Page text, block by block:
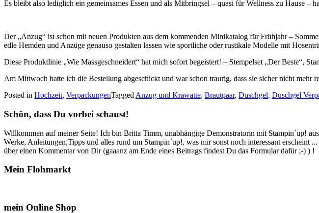
Es bleibt also lediglich ein gemeinsames Essen und als Mitbringsel – quasi für Wellness zu Hause –
Der „Anzug“ ist schon mit neuen Produkten aus dem kommenden Minikatalog für Frühjahr –
edle Hemden und Anzüge genauso gestalten lassen wie sportliche oder rustikale Modelle mit
Diese Produktlinie „Wie Massgeschneidert“ hat mich sofort begeistert! – Stempelset „Der Beste“,
Am Mittwoch hatte ich die Bestellung abgeschickt und war schon traurig, dass sie sicher nicht mehr
Posted in Hochzeit, VerpackungenTagged Anzug und Krawatte, Brautpaar, Duschgel, Duschgel
Schön, dass Du vorbei schaust!
Willkommen auf meiner Seite! Ich bin Britta Timm, unabhängige Demonstratorin mit Stampin´up!
Werke, Anleitungen,Tipps und alles rund um Stampin´up!, was mir sonst noch interessant
über einen Kommentar von Dir (gaaanz am Ende eines Beitrags findest Du das Formular dafür ;-) ) !
Mein Flohmarkt
mein Online Shop